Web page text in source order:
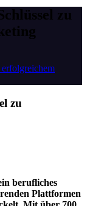
zu
zu
berufliches
Plattformen